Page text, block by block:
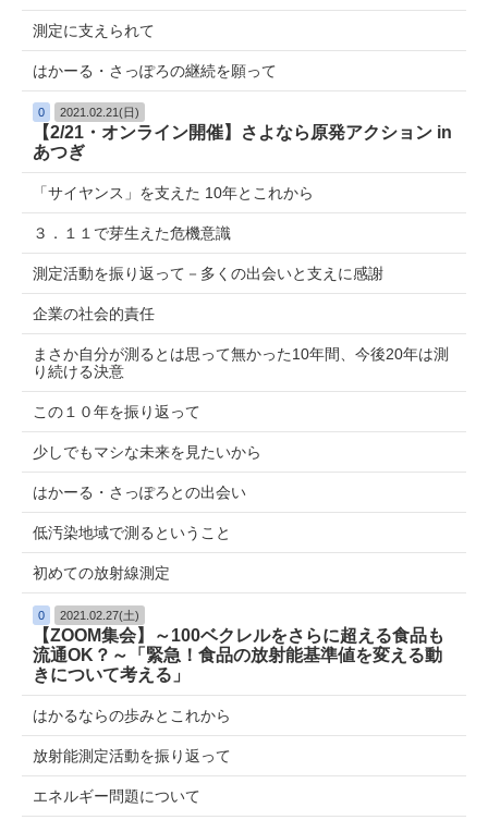
測定に支えられて
はかーる・さっぽろの継続を願って
0 2021.02.21(日)
【2/21・オンライン開催】さよなら原発アクション in
あつぎ
「サイヤンス」を支えた 10年とこれから
３．１１で芽生えた危機意識
測定活動を振り返って－多くの出会いと支えに感謝
企業の社会的責任
まさか自分が測るとは思って無かった10年間、今後20年は測
り続ける決意
この１０年を振り返って
少しでもマシな未来を見たいから
はかーる・さっぽろとの出会い
低汚染地域で測るということ
初めての放射線測定
0 2021.02.27(土)
【ZOOM集会】～100ベクレルをさらに超える食品も
流通OK？～「緊急！食品の放射能基準値を変える動
きについて考える」
はかるならの歩みとこれから
放射能測定活動を振り返って
エネルギー問題について